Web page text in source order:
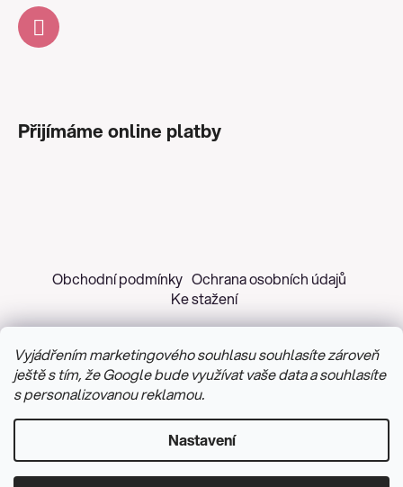
Vyjádřením marketingového souhlasu souhlasíte zároveň
ještě s tím, že Google bude využívat vaše data a souhlasíte
s personalizovanou reklamou.
Nastavení
Přijímáme online platby
Obchodní podmínky Ochrana osobních údajů
Ke stažení
Vytvořil Shoptet&PekneWeby
Upravit nastavení cookies